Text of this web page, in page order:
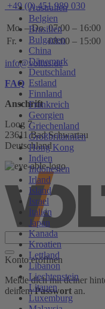
Australien
Belgien
Brasilien
Bulgarien
China
Dänemark
Deutschland
Estland
Finnland
Frankreich
Georgien
Griechenland
Großbritannien
Hong Kong
Indien
Indonesien
Irland
Island
Israel
Italien
Japan
Kanada
Kroatien
Lettland
Libanon
Liechtenstein
Litauen
Luxemburg
+49 (0) 451 989 030
Mo. – Do. 07:00 – 16:00
Fr.
08:00 – 15:00
info@voltus.de
FAQ
Anschrift
Loog 7
23611 Bad Schwartau
Deutschland
Konto eröffnen
Melde dich mit deiner
deinemPasswort an.